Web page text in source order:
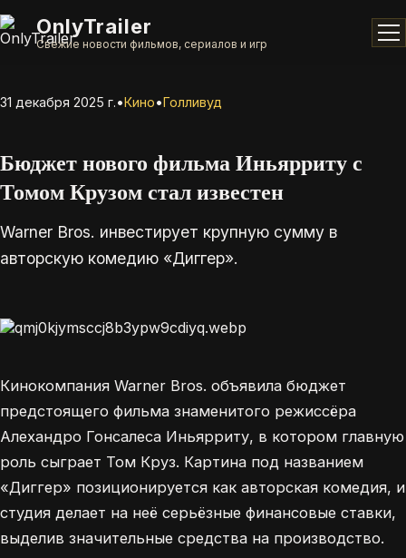
OnlyTrailer
Свежие новости фильмов, сериалов и игр
31 декабря 2025 г.•Кино•Голливуд
Бюджет нового фильма Иньярриту с
Томом Крузом стал известен
Warner Bros. инвестирует крупную сумму в
авторскую комедию «Диггер».
Кинокомпания Warner Bros. объявила бюджет
предстоящего фильма знаменитого режиссёра
Алехандро Гонсалеса Иньярриту, в котором главную
роль сыграет Том Круз. Картина под названием
«Диггер» позиционируется как авторская комедия, и
студия делает на неё серьёзные финансовые ставки,
выделив значительные средства на производство.